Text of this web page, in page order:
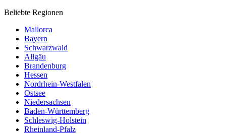
Beliebte Regionen
Mallorca
Bayern
Schwarzwald
Allgäu
Brandenburg
Hessen
Nordrhein-Westfalen
Ostsee
Niedersachsen
Baden-Württemberg
Schleswig-Holstein
Rheinland-Pfalz